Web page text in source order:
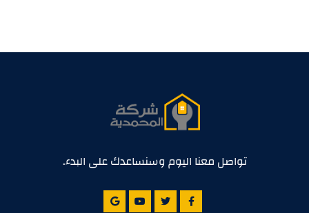
© حقوق الطبع والنشر ٢٠٢٥. جميع الحقوق محفوظة. © تم التصميم بواسطة
اكستريم ديجيتال
تواصل معنا سياسة الخصوصية